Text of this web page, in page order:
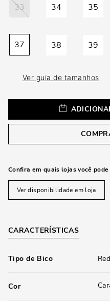
33 34 35
37 38 39
Ver guia de tamanhos
Confira em quais lojas você
Ver disponibilidade em loja
CARACTERÍSTICAS
Tipo de Bico
Cor